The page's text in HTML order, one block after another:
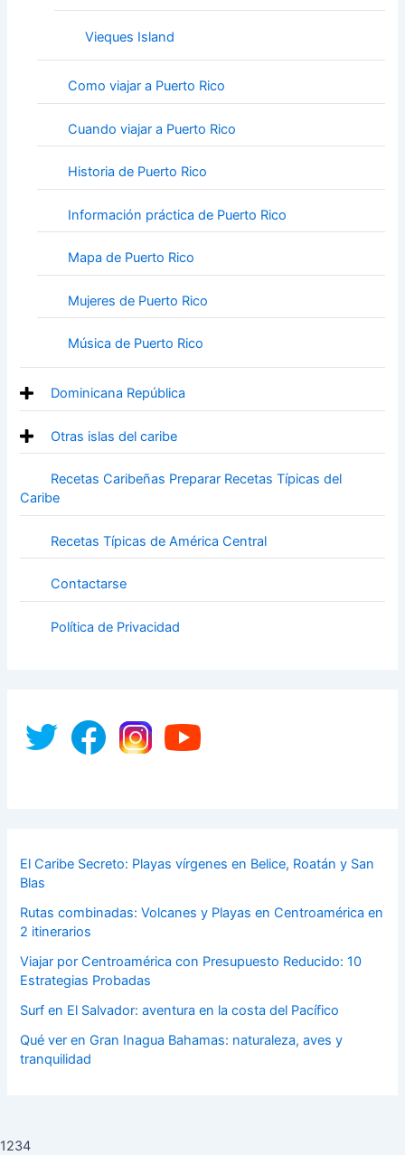
Vieques Island
Como viajar a Puerto Rico
Cuando viajar a Puerto Rico
Historia de Puerto Rico
Información práctica de Puerto Rico
Mapa de Puerto Rico
Mujeres de Puerto Rico
Música de Puerto Rico
Dominicana República
Otras islas del caribe
Recetas Caribeñas Preparar Recetas Típicas del
Caribe
Recetas Típicas de América Central
Contactarse
Política de Privacidad
El Caribe Secreto: Playas vírgenes en Belice, Roatán y San
Blas
Rutas combinadas: Volcanes y Playas en Centroamérica en
2 itinerarios
Viajar por Centroamérica con Presupuesto Reducido: 10
Estrategias Probadas
Surf en El Salvador: aventura en la costa del Pacífico
Qué ver en Gran Inagua Bahamas: naturaleza, aves y
tranquilidad
1234